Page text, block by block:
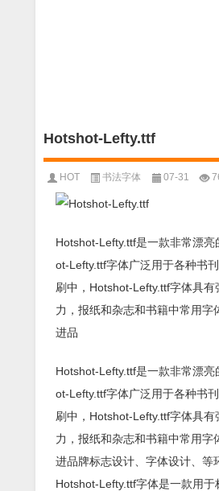
Hotshot-Lefty.ttf
HOT 书法字体 07-31
Hotshot-Lefty.ttf是一款非常漂亮
ot-Lefty.ttf字体广泛用于各种书
刷中，Hotshot-Lefty.ttf字体具有
力，报纸和杂志和书籍中常用字
进品
Hotshot-Lefty.ttf是一款非常漂亮
ot-Lefty.ttf字体广泛用于各种书
刷中，Hotshot-Lefty.ttf字体具有
力，报纸和杂志和书籍中常用字
进品牌标志设计、字体设计、等
Hotshot-Lefty.ttf字体是一款用于